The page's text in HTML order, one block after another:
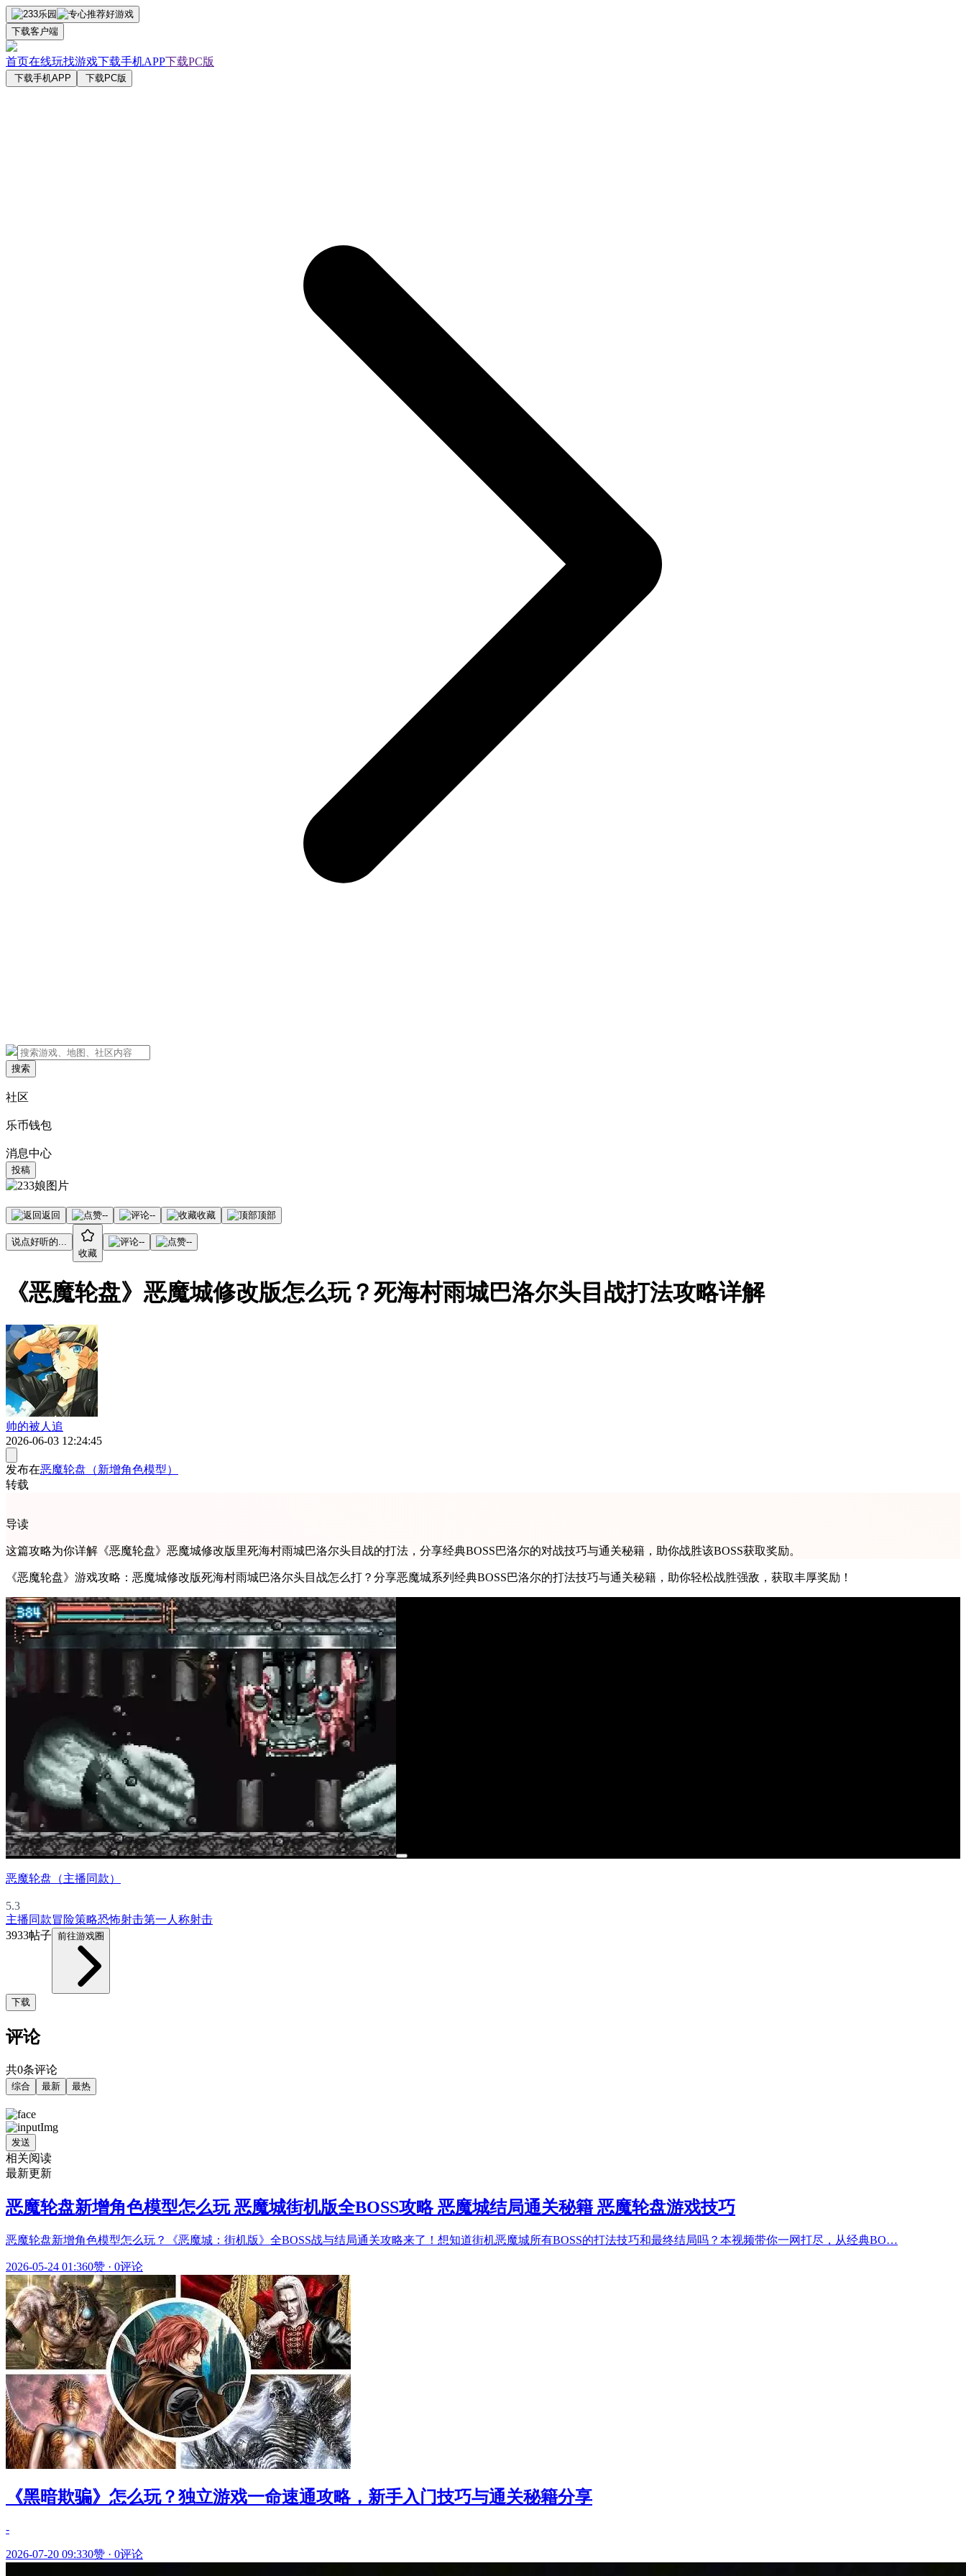
下载客户端
首页在线玩找游戏下载手机APP下载PC版
下载手机APP 下载PC版
搜索
社区
乐币钱包
消息中心
投稿
返回 -- -- 收藏 顶部
说点好听的...
收藏
-- --
《恶魔轮盘》恶魔城修改版怎么玩？死海村雨城巴洛尔头目战打法攻略详解
帅的被人追
2026-06-03 12:24:45
发布在恶魔轮盘（新增角色模型）
转载
导读
这篇攻略为你详解《恶魔轮盘》恶魔城修改版里死海村雨城巴洛尔头目战的打法，分享经典BOSS巴洛尔的对战技巧与通关秘籍，助你战胜该BOSS获取奖励。
《恶魔轮盘》游戏攻略：恶魔城修改版死海村雨城巴洛尔头目战怎么打？分享恶魔城系列经典BOSS巴洛尔的打法技巧与通关秘籍，助你轻松战胜强敌，获取丰厚奖励！
恶魔轮盘（主播同款）
5.3
主播同款冒险策略恐怖射击第一人称射击
3933帖子 前往游戏圈
下载
评论
共0条评论
综合 最新 最热
发送
相关阅读
最新更新
恶魔轮盘新增角色模型怎么玩 恶魔城街机版全BOSS攻略 恶魔城结局通关秘籍 恶魔轮盘游戏技巧
恶魔轮盘新增角色模型怎么玩？《恶魔城：街机版》全BOSS战与结局通关攻略来了！想知道街机恶魔城所有BOSS的打法技巧和最终结局吗？本视频带你一网打尽，从经典BO…
2026-05-24 01:360赞 · 0评论
《黑暗欺骗》怎么玩？独立游戏一命速通攻略，新手入门技巧与通关秘籍分享
-
2026-07-20 09:330赞 · 0评论